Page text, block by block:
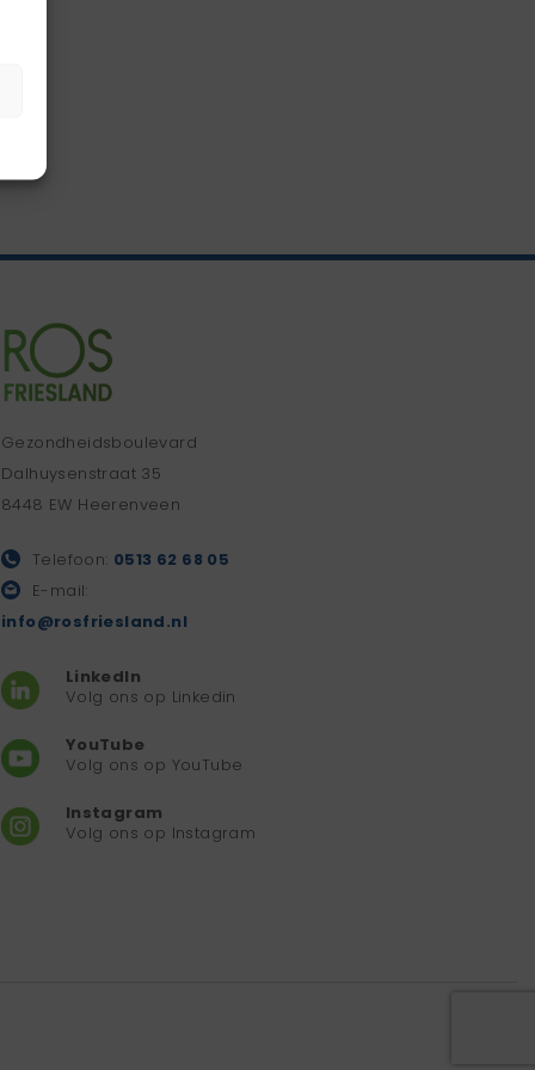
Gezondheidsboulevard
Dalhuysenstraat 35
8448 EW Heerenveen
Telefoon: 0513 62 68 05
E-mail:
info@rosfriesland.nl
LinkedIn
Volg ons op Linkedin
YouTube
Volg ons op YouTube
Instagram
Volg ons op Instagram